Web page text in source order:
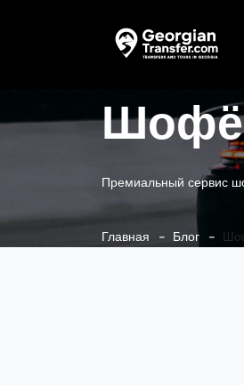
Премиальный сервис
Главная Блог